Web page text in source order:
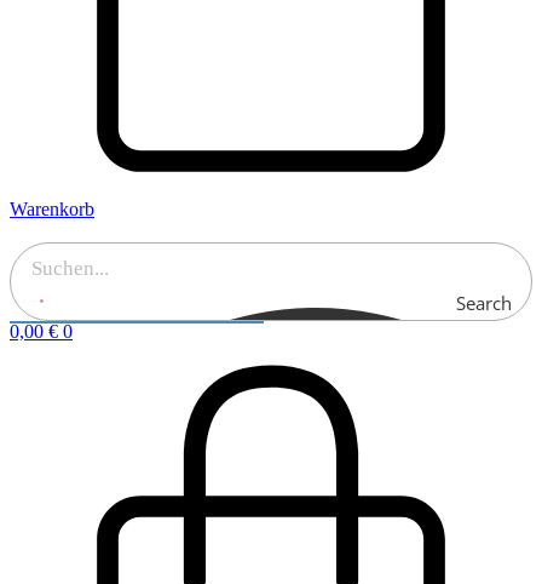
Warenkorb
Search
0,00 € 0